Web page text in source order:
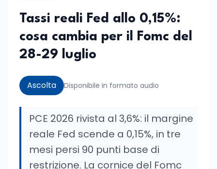
Tassi reali Fed allo 0,15%:
cosa cambia per il Fomc del
28-29 luglio
Ascolta Disponibile in formato audio
PCE 2026 rivista al 3,6%: il margine
reale Fed scende a 0,15%, in tre
mesi persi 90 punti base di
restrizione. La cornice del Fomc